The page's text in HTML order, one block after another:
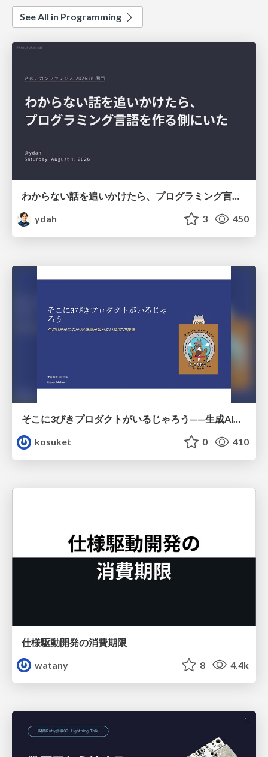
See All in Programming
ydah
3 450
そこに3びきプロダクトがいるじゃろう——生成AI時代における“価値が届かない理由”の構造
kosuket
0 410
仕様駆動開発の消費期限
watany
8 4.4k